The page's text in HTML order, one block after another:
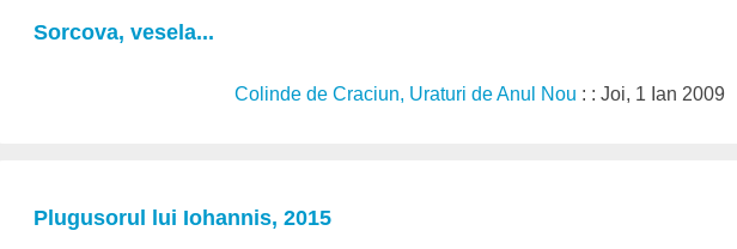
Sorcova, vesela...
Colinde de Craciun, Uraturi de Anul Nou : : Joi, 1 Ian 2009
Plugusorul lui Iohannis, 2015